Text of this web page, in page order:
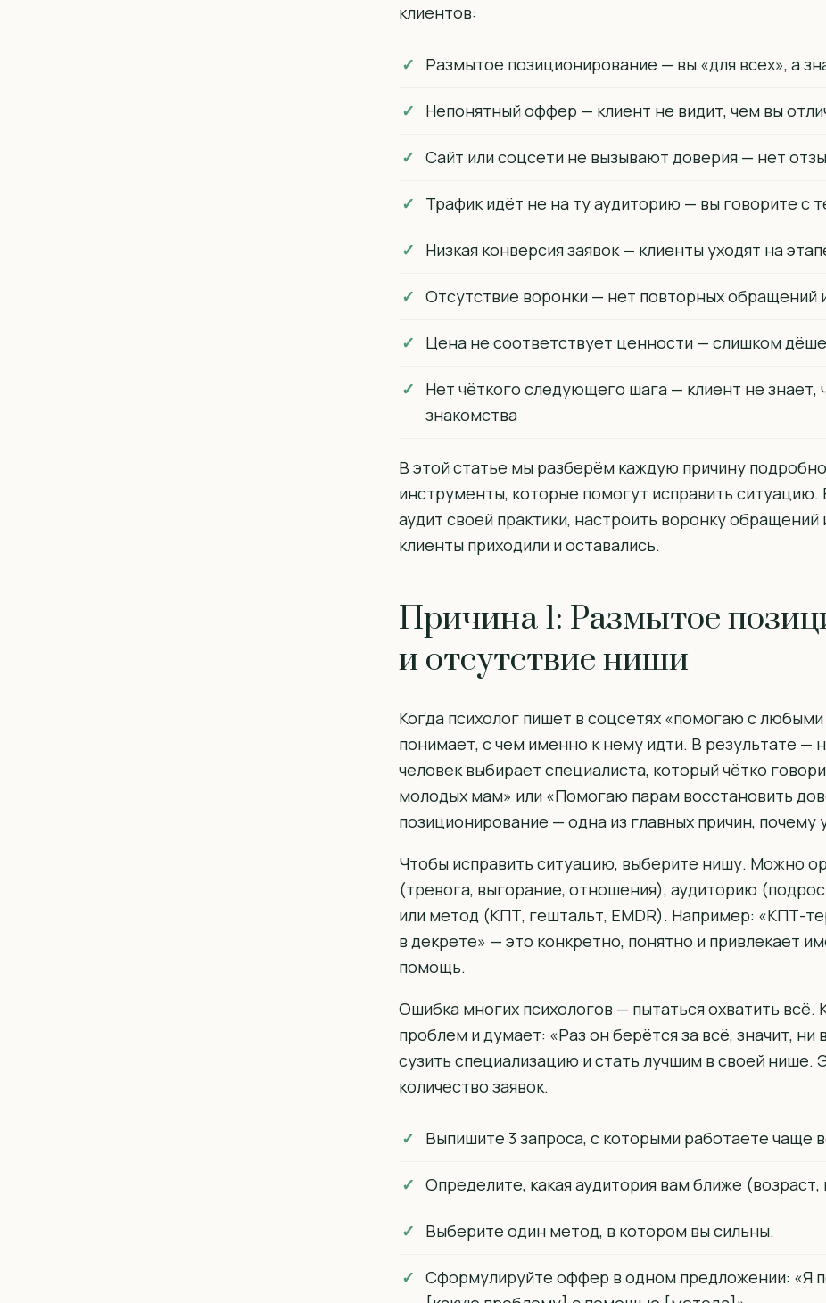
клиентов:
Размытое позиционирование — вы «для всех», а
Непонятный оффер — клиент не видит, чем вы
Сайт или соцсети не вызывают доверия — нет
Трафик идёт не на ту аудиторию — вы говорите с
Низкая конверсия заявок — клиенты уходят на
Отсутствие воронки — нет повторных обращений
Цена не соответствует ценности — слишком
Нет чёткого следующего шага — клиент не знает,
знакомства
В этой статье мы разберём каждую причину
инструменты, которые помогут исправить ситуацию.
аудит своей практики, настроить воронку обращений
клиенты приходили и оставались.
Причина 1: Размытое
и отсутствие ниши
Когда психолог пишет в соцсетях «помогаю с
понимает, с чем именно к нему идти. В результате —
человек выбирает специалиста, который чётко
молодых мам» или «Помогаю парам восстановить
позиционирование — одна из главных причин, почему
Чтобы исправить ситуацию, выберите нишу. Можно
(тревога, выгорание, отношения), аудиторию
или метод (КПТ, гештальт, EMDR). Например: «КПТ-
в декрете» — это конкретно, понятно и привлекает
помощь.
Ошибка многих психологов — пытаться охватить всё.
проблем и думает: «Раз он берётся за всё, значит, ни
сузить специализацию и стать лучшим в своей нише.
количество заявок.
Выпишите 3 запроса, с которыми работаете чаще
Определите, какая аудитория вам ближе (возраст,
Выберите один метод, в котором вы сильны.
Сформулируйте оффер в одном предложении: «Я